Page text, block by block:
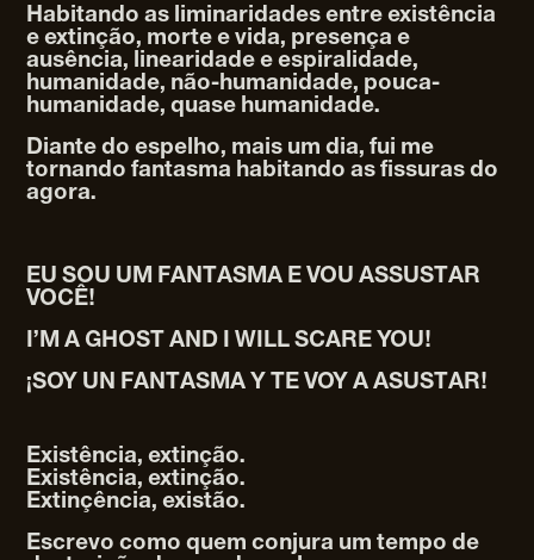
Habitando as liminaridades entre existência
e extinção, morte e vida, presença e
ausência, linearidade e espiralidade,
humanidade, não-humanidade, pouca-
humanidade, quase humanidade.
Diante do espelho, mais um dia, fui me
tornando fantasma habitando as fissuras do
agora.
EU SOU UM FANTASMA E VOU ASSUSTAR
VOCÊ!
I’M A GHOST AND I WILL SCARE YOU!
¡SOY UN FANTASMA Y TE VOY A ASUSTAR!
Existência, extinção.
Existência, extinção.
Extinçência, existão.
Escrevo como quem conjura um tempo de